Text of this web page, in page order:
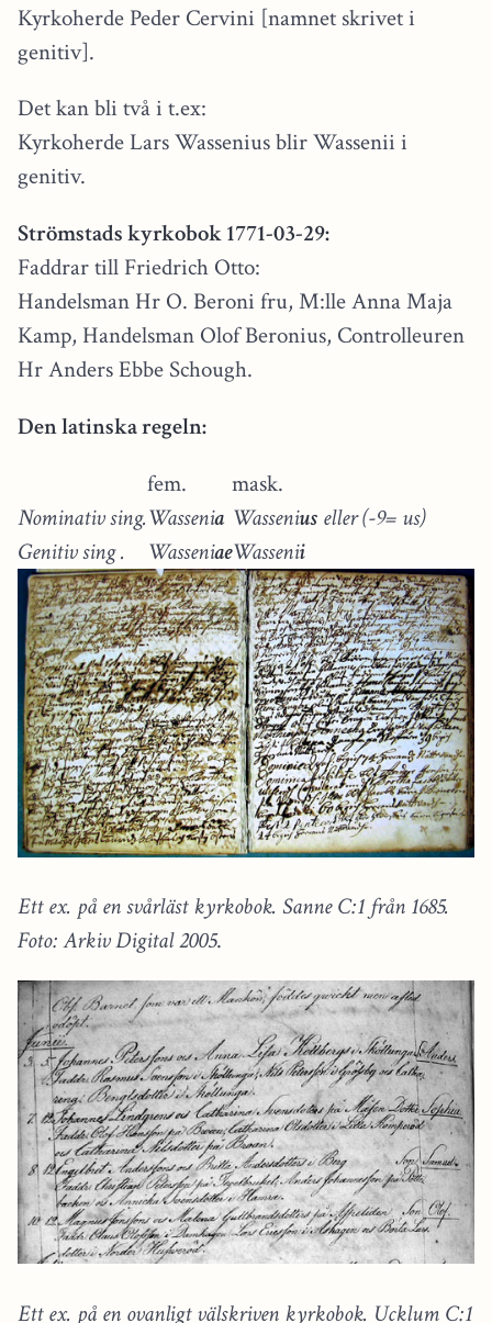
Kyrkoherde Peder Cervini [namnet skrivet i
genitiv].
Det kan bli två i t.ex:
Kyrkoherde Lars Wassenius blir Wassenii i
genitiv.
Strömstads kyrkobok 1771-03-29:
Faddrar till Friedrich Otto:
Handelsman Hr O. Beroni fru, M:lle Anna Maja
Kamp, Handelsman Olof Beronius, Controlleuren
Hr Anders Ebbe Schough.
Den latinska regeln:
fem.
mask.
Nominativ sing.Wassenia Wassenius eller (-9= us)
Genitiv sing .
WasseniaeWassenii
Ett ex. på en svårläst kyrkobok. Sanne C:1 från 1685.
Foto: Arkiv Digital 2005.
Ett ex. på en ovanligt välskriven kyrkobok. Ucklum C:1